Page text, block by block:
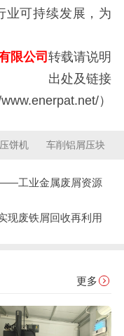
业可持续发展，为
限公司转载请说明
出处及链接
www.enerpat.net/）
饼机 车削铝屑压块
工业金属废屑资源
废铁屑回收再利用
更多